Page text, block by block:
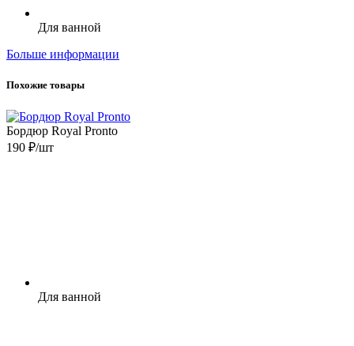
Для ванной
Больше информации
Похожие товары
Бордюр Royal Pronto
190 ₽/шт
Для ванной